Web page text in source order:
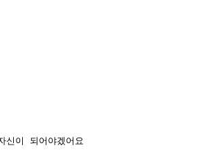
이 되어야겠어요